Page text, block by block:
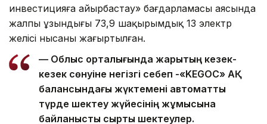
инвестицияға айырбастау» бағдарламасы аясында
жалпы ұзындығы 73,9 шақырымдық 13 электр
желісі нысаны жаңғыртылған.
— Облыс орталығында жарықтың кезек-
кезек сөнуіне негізгі себеп -«KEGOC» АҚ
балансындағы жүктемені автоматты
түрде шектеу жүйесінің жұмысына
байланысты сыртқы шектеулер.